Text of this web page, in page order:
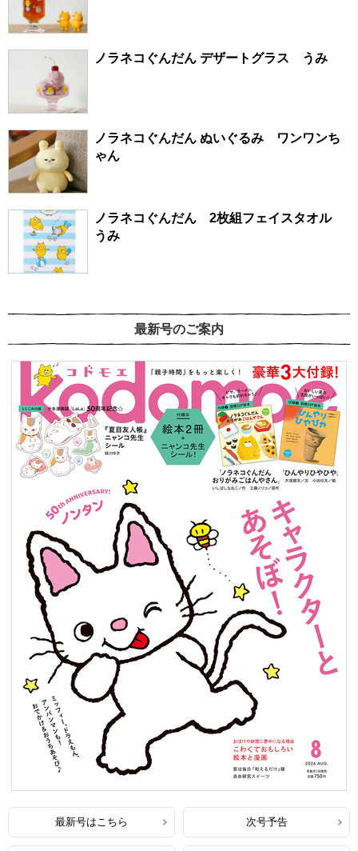
ノラネコぐんだん デザートグラス うみ
ノラネコぐんだん ぬいぐるみ ワンワンち
ゃん
ノラネコぐんだん 2枚組フェイスタオル
うみ
最新号のご案内
最新号はこちら 次号予告